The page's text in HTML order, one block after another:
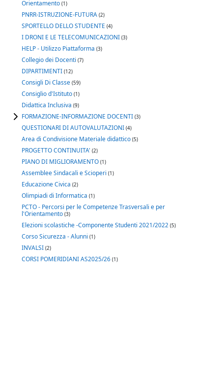
Orientamento (1)
PNRR-ISTRUZIONE-FUTURA (2)
SPORTELLO DELLO STUDENTE (4)
I DRONI E LE TELECOMUNICAZIONI (3)
HELP - Utilizzo Piattaforma (3)
Collegio dei Docenti (7)
DIPARTIMENTI (12)
Consigli Di Classe (59)
Consiglio d'Istituto (1)
Didattica Inclusiva (9)
FORMAZIONE-INFORMAZIONE DOCENTI (3)
QUESTIONARI DI AUTOVALUTAZIONI (4)
Area di Condivisione Materiale didattico (5)
PROGETTO CONTINUITA' (2)
PIANO DI MIGLIORAMENTO (1)
Assemblee Sindacali e Scioperi (1)
Educazione Civica (2)
Olimpiadi di Informatica (1)
PCTO - Percorsi per le Competenze Trasversali e per
l'Orientamento (3)
Elezioni scolastiche -Componente Studenti 2021/2022 (5)
Corso Sicurezza - Alunni (1)
INVALSI (2)
CORSI POMERIDIANI AS2025/26 (1)